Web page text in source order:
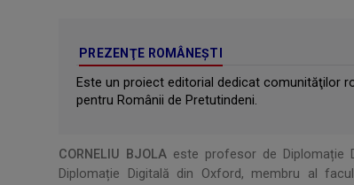
PREZENŢE ROMÂNEŞTI
Este un proiect editorial dedicat comunităţilor
pentru Românii de Pretutindeni.
CORNELIU BJOLA este profesor de Diplomație
Diplomație Digitală din Oxford, membru al